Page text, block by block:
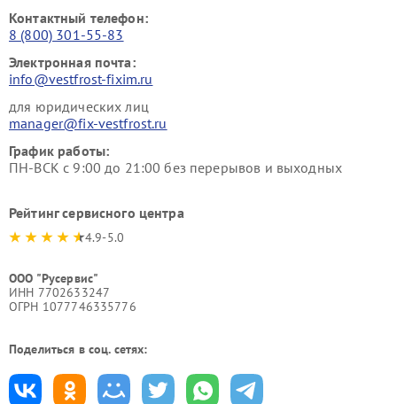
Контактный телефон:
8 (800) 301-55-83
Электронная почта:
info@vestfrost-fixim.ru
для юридических лиц
manager@fix-vestfrost.ru
График работы:
ПН-ВСК с 9:00 до 21:00 без перерывов и выходных
Рейтинг сервисного центра
4.9-5.0
ООО "Русервис"
ИНН 7702633247
ОГРН 1077746335776
Поделиться в соц. сетях: